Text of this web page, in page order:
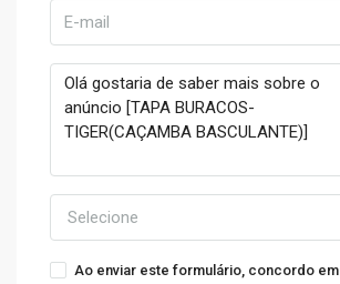
Selecione
Ao enviar este formulário, concordo em